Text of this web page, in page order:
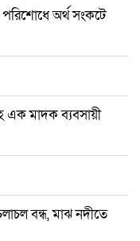
পরিশোধে অর্থ সংকটে
এক মাদক ব্যবসায়ী
বন্ধ, মাঝ নদীতে